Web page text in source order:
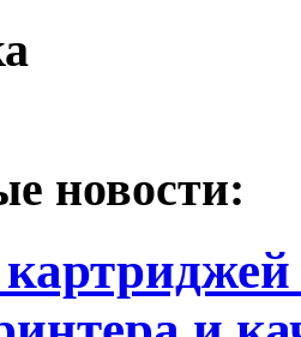
новости: